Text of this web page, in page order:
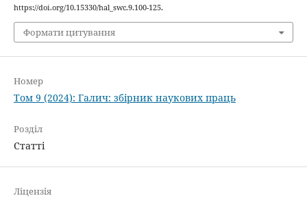
https://doi.org/10.15330/hal_swc.9.100-125.
Формати цитування
Номер
Том 9 (2024): Галич: збірник наукових праць
Розділ
Статті
Ліцензія